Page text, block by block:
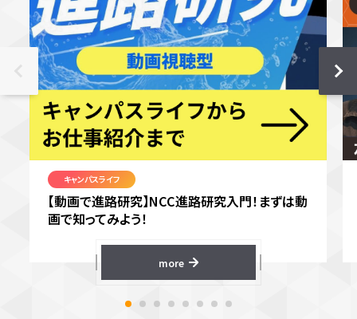
キャンパスライフ
【動画で進路研究】NCC進路研究入門！まずは動
画で知ってみよう！
more